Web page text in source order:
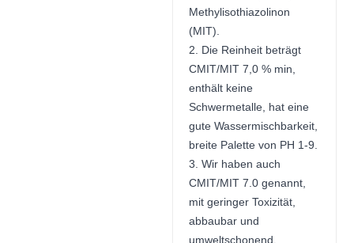
Methylisothiazolinon
(MIT).
2. Die Reinheit beträgt
CMIT/MIT 7,0 % min,
enthält keine
Schwermetalle, hat eine
gute Wassermischbarkeit,
breite Palette von PH 1-9.
3. Wir haben auch
CMIT/MIT 7.0 genannt,
mit geringer Toxizität,
abbaubar und
umweltschonend.